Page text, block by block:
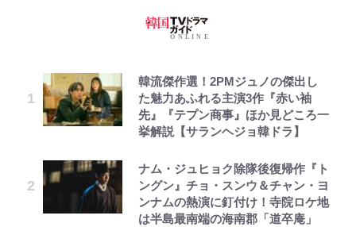
韓流傑作選！2PMジュノの傑出し
た魅力あふれる主演3作『赤い袖
先』『テプン商事』ほか見どころ一
挙解説【サランヘジョ韓ドラ】
ナム・ジュヒョク除隊後復帰作『ト
ングン』チョ・スンウ＆チャン・ヨ
ンナムの熱演に釘付け！寺院ロケ地
は半島最南端の海南郡「道卒庵」